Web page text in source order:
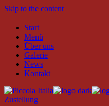
Skip to the content
Start
Menü
Über uns
Galerie
News
Kontakt
Zustellung